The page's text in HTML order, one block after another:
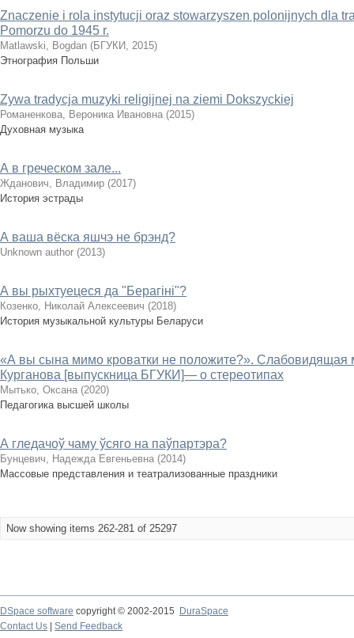
Znaczenie i rola instytucji oraz stowarzyszen polonijnych dla
Pomorzu do 1945 r.
Matlawski, Bogdan (БГУКИ, 2015)
Этнография Польши
Zywa tradycja muzyki religijnej na ziemi Dokszyckiej
Романенкова, Вероника Ивановна (2015)
Духовная музыка
А в греческом зале...
Жданович, Владимир (2017)
История эстрады
А ваша вёска яшчэ не брэнд?
Unknown author (2013)
А вы рыхтуецеся да "Берагіні"?
Козенко, Николай Алексеевич (2018)
История музыкальной культуры Беларуси
«А вы сына мимо кроватки не положите?».
Курганова [выпускница БГУКИ]— о стереотипах
Мытько, Оксана (2020)
Педагогика высшей школы
А гледачоў чаму ўсяго на паўпартэра?
Бунцевич, Надежда Евгеньевна (2014)
Массовые представления и театрализованные праздники
Now showing items 262-281 of 25297
DSpace software copyright © 2002-2015
DuraSpace
Contact Us
Send Feedback